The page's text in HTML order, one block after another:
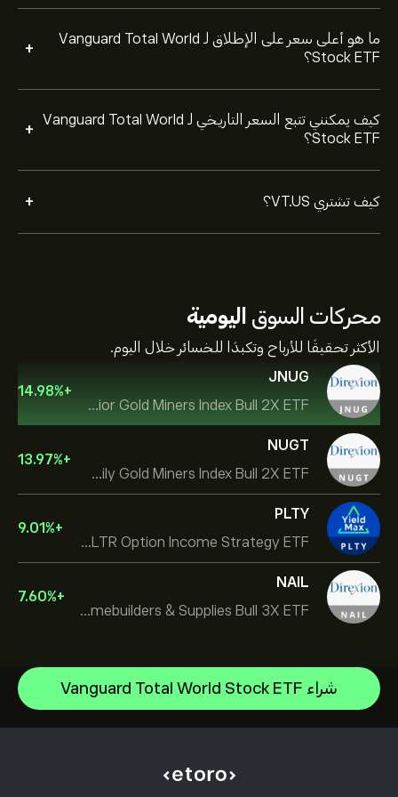
ما هو أعلى سعر على الإطلاق لـ Vanguard Total World
Stock ETF؟
+
كيف يمكنني تتبع السعر التاريخي لـ Vanguard Total World
Stock ETF؟
+
كيف تشتري VT.US؟ +
محركات السوق اليومية
الأكثر تحقيقًا للأرباح وتكبدًا للخسائر خلال اليوم.
JNUG
Direxion Daily Junior Gold Miners Index Bull 2X ETF
+
14.98%
NUGT
Direxion Daily Gold Miners Index Bull 2X ETF
+
13.97%
PLTY
YieldMax PLTR Option Income Strategy ETF
+
9.01%
NAIL
Direxion Daily Homebuilders & Supplies Bull 3X ETF
+
7.60%
شراء Vanguard Total World Stock ETF
iShares $ Treasury Bond 0-1yr UCITS ETF
Xtrackers Nikkei 225 UCITS ETF
VanEck Semiconductor UCITS ETF